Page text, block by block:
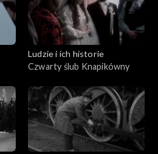
Ludzie i ich historie
Czwarty ślub Knapikówny